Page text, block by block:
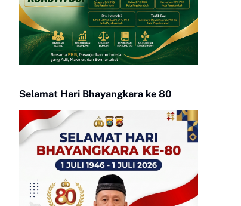
Selamat Hari Bhayangkara ke 80